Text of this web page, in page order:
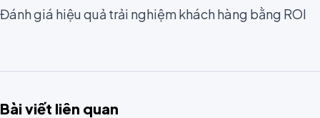
Đánh giá hiệu quả trải nghiệm khách hàng bằng ROI
Bài viết liên quan